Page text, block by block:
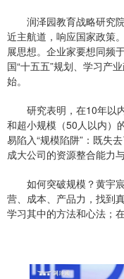
润泽园教育战略研究
近主航道，响应国家政策
展思想。企业家要想同频
国“十五五”规划、学习产
始。
研究表明，在10年以
和超小规模（50人以内）
易陷入“规模陷阱”：既失
成大公司的资源整合能力
如何突破规模？黄宇
营、成本、产品力，找到
学习其中的方法和心法；